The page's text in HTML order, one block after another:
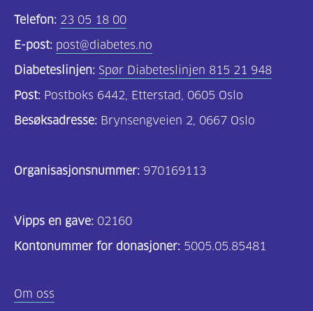
Telefon: 23 05 18 00
E-post: post@diabetes.no
Diabeteslinjen: Spør Diabeteslinjen 815 21 948
Post: Postboks 6442, Etterstad, 0605 Oslo
Besøksadresse: Brynsengveien 2, 0667 Oslo
Organisasjonsnummer: 970169113
Vipps en gave: 02160
Kontonummer for donasjoner: 5005.05.85481
Om oss